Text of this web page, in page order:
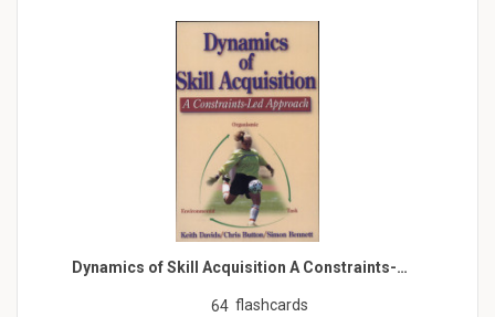
Dynamics of Skill Acquisition A Constraints-…
64 flashcards